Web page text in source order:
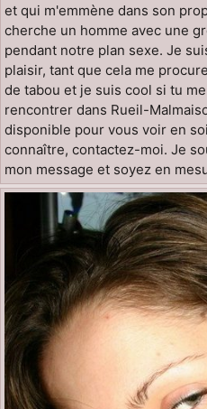
et qui m'emmène dans son
cherche un homme avec une
pendant notre plan sexe. Je
plaisir, tant que cela me
de tabou et je suis cool si tu
rencontrer dans Rueil-
disponible pour vous voir en
connaître, contactez-moi. Je
mon message et soyez en